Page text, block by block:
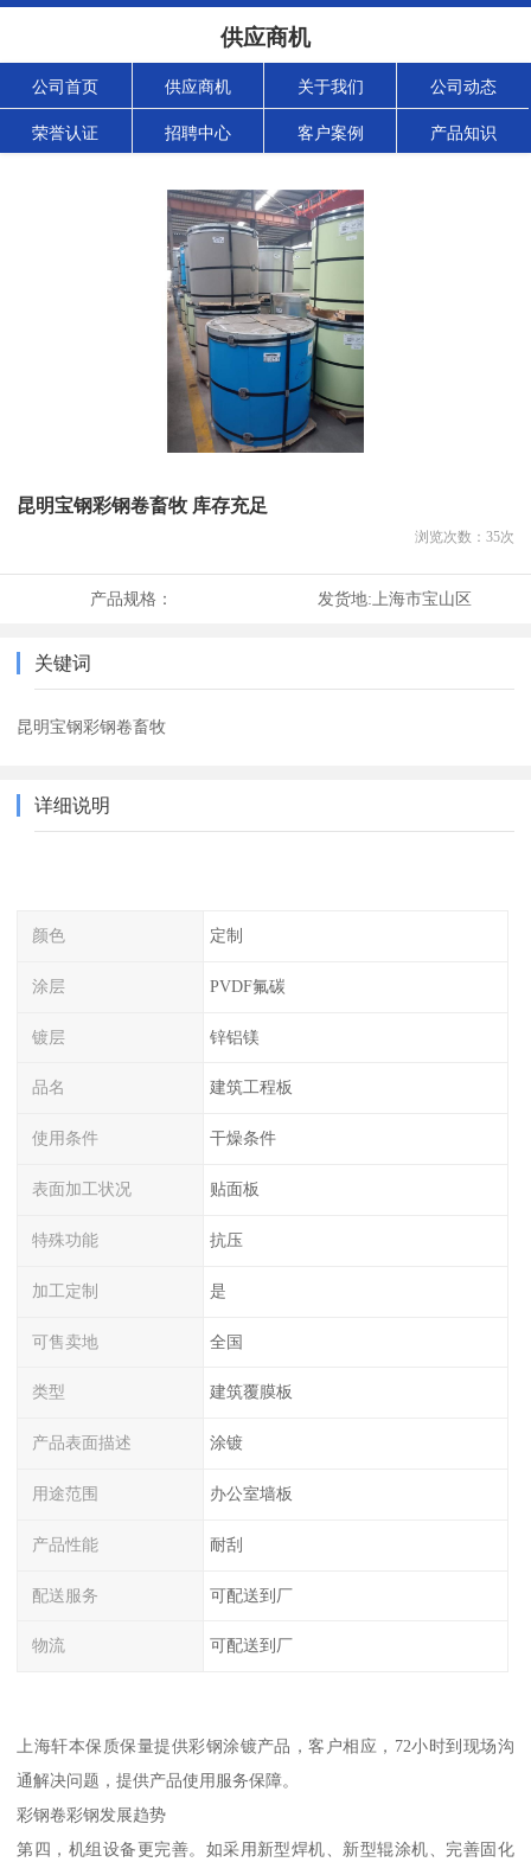
供应商机
公司首页 供应商机 关于我们 公司动态
荣誉认证 招聘中心 客户案例 产品知识
昆明宝钢彩钢卷畜牧 库存充足
浏览次数： 35次
产品规格： 发货地: 上海市宝山区
关键词
昆明宝钢彩钢卷畜牧
详细说明
颜色 定制
涂层 PVDF氟碳
镀层 锌铝镁
品名 建筑工程板
使用条件 干燥条件
表面加工状况 贴面板
特殊功能 抗压
加工定制 是
可售卖地 全国
类型 建筑覆膜板
产品表面描述 涂镀
用途范围 办公室墙板
产品性能 耐刮
配送服务 可配送到厂
物流 可配送到厂
上海轩本保质保量提供彩钢涂镀产品，客户相应，72小时到现场沟
通解决问题，提供产品使用服务保障。
彩钢卷彩钢发展趋势
第四，机组设备更完善。如采用新型焊机、新型辊涂机、完善固化